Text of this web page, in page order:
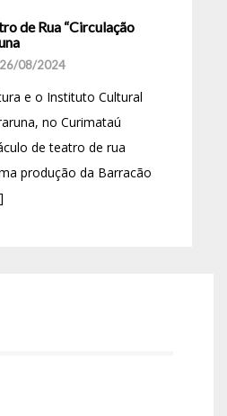
de Rua “Circulação
26/08/2024
e o Instituto Cultural
no Curimataú
de teatro de rua
produção da Barracão